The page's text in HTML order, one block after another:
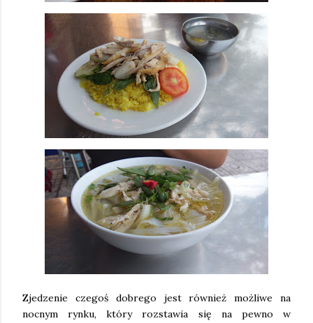
Zjedzenie czegoś dobrego jest również możliwe na
nocnym rynku, który rozstawia się na pewno w